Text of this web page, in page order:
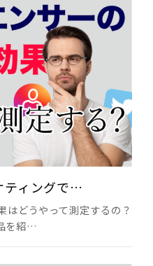
ティングで…
はどうやって測定するの？
を紹…